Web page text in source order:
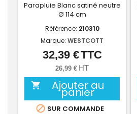
Parapluie Blanc satiné neutre
Ø 114 cm
Référence: 210310
Marque: WESTCOTT
Prix
32,39 €TTC
26,99 € HT
 Ajouter au
panier
 SUR COMMANDE